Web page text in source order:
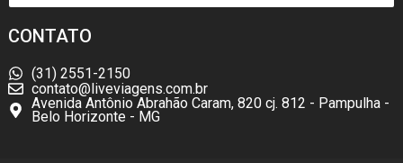
CONTATO
(31) 2551-2150
contato@liveviagens.com.br
Avenida Antônio Abrahão Caram, 820 cj. 812 - Pampulha -
Belo Horizonte - MG